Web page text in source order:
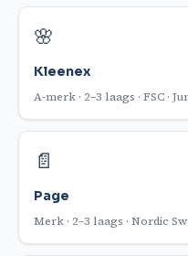
🌸
Kleenex
A-merk · 2–3 laags · FSC ·
📄
Page
Merk · 2–3 laags · Nordic